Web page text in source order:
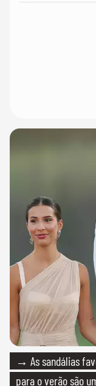
→ As sandálias
para o verão são